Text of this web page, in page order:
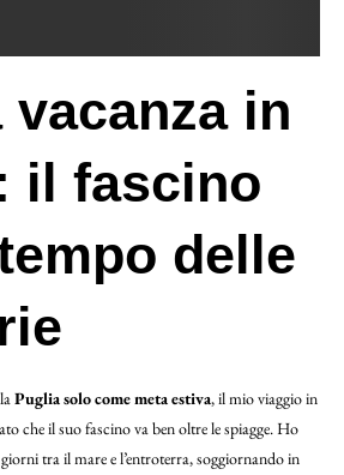
vacanza in
il fascino
delle
Puglia solo come meta estiva, il mio viaggio in
che il suo fascino va ben oltre le spiagge. Ho
tra il mare e l’entroterra, soggiornando in